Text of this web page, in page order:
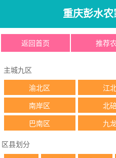
重庆彭水
返回首页 推荐
主城九区
渝北区 江
南岸区 北
巴南区 九
区县划分